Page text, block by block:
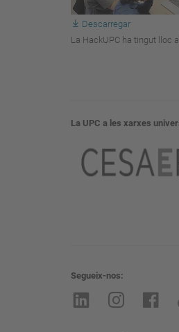
Descarregar
La HackUPC ha tingut lloc
La UPC a les xarxes
Segueix-nos